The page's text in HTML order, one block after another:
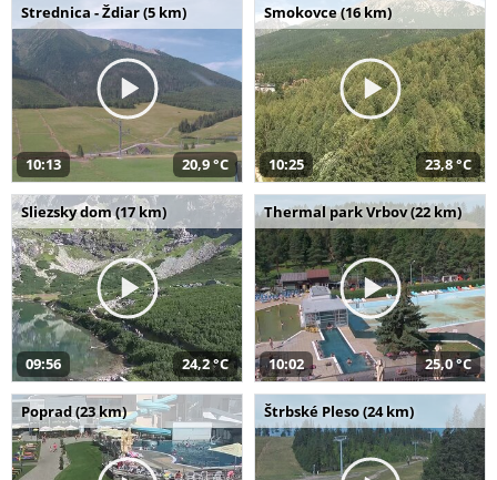
Strednica - Ždiar (5 km)
10:13 20,9 °C
Smokovce (16 km)
10:25 23,8 °C
Sliezsky dom (17 km)
09:56 24,2 °C
Thermal park Vrbov (22 km)
10:02 25,0 °C
Poprad (23 km) Štrbské Pleso (24 km)